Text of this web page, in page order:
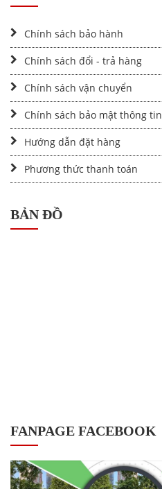
Chính sách bảo hành
Chính sách đổi - trả hàng
Chính sách vận chuyển
Chính sách bảo mật thông tin
Hướng dẫn đặt hàng
Phương thức thanh toán
BẢN ĐỒ
FANPAGE FACEBOOK